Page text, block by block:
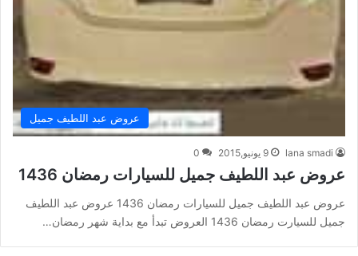
عروض عبد اللطيف جميل
lana smadi 9 يونيو,2015 0
عروض عبد اللطيف جميل للسيارات رمضان 1436
عروض عبد اللطيف جميل للسيارات رمضان 1436 عروض عبد اللطيف
جميل للسيارت رمضان 1436 العروض تبدأ مع بداية شهر رمضان…